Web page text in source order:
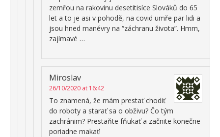
zemřou na rakovinu desetitisíce Slováků do 65
let a to je asi v pohodě, na covid umře par lidi a
jsou hned manévry na “záchranu života”. Hmm,
zajímavé …
Miroslav
26/10/2020 at 16:42
To znamená, že mám prestať chodiť
do roboty a starať sa o obživu? Čo tým
zachránim? Prestaňte fňukať a začnite konečne
poriadne makať!